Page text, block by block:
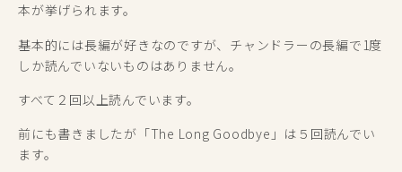
本が挙げられます。
基本的には長編が好きなのですが、チャンドラーの長編で1度
しか読んでいないものはありません。
すべて２回以上読んでいます。
前にも書きましたが「The Long Goodbye」は５回読んでい
ます。